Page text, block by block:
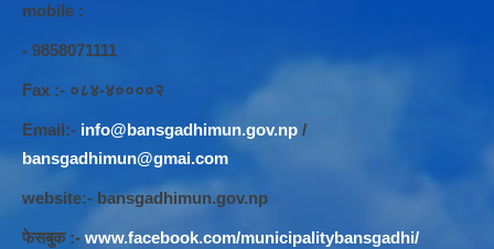
mobile :
- 9858071111
Fax :- ०८४-४००००२
Email:- info@bansgadhimun.gov.np /
bansgadhimun@gmai.com
website:- bansgadhimun.gov.np
फेसबुक :- www.facebook.com/municipalitybansgadhi/